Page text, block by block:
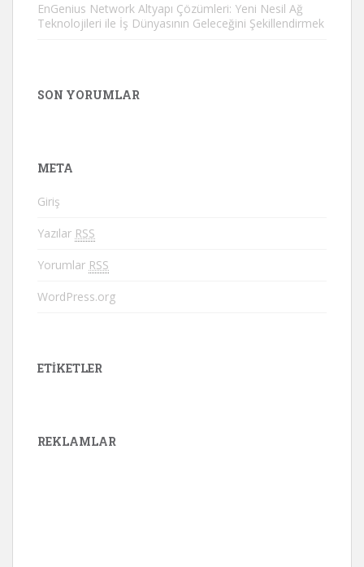
EnGenius Network Altyapı Çözümleri: Yeni Nesil Ağ
Teknolojileri ile İş Dünyasının Geleceğini Şekillendirmek
SON YORUMLAR
META
Giriş
Yazılar RSS
Yorumlar RSS
WordPress.org
ETIKETLER
REKLAMLAR